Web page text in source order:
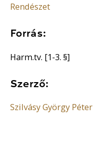
Rendészet
Forrás:
Harm.tv. [1-3. §]
Szerző:
Szilvásy György Péter